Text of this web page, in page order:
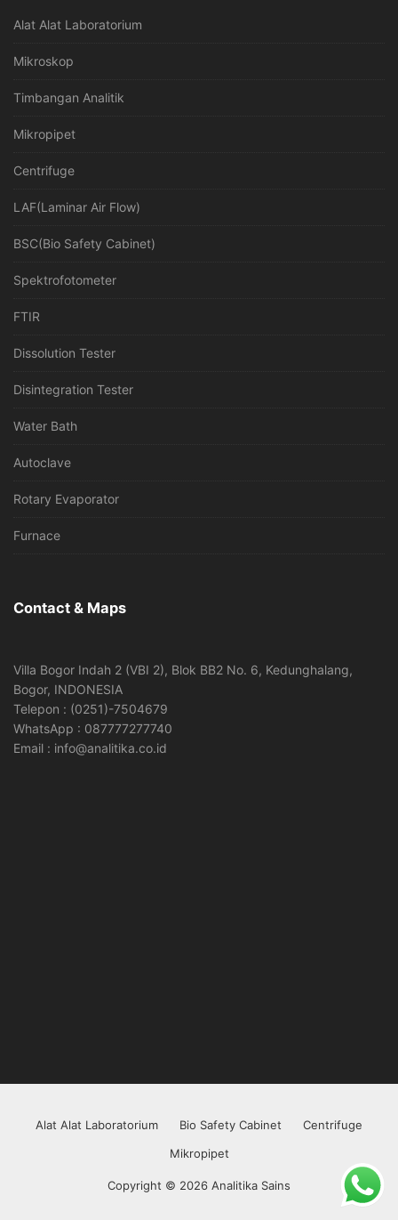
Alat Alat Laboratorium
Mikroskop
Timbangan Analitik
Mikropipet
Centrifuge
LAF(Laminar Air Flow)
BSC(Bio Safety Cabinet)
Spektrofotometer
FTIR
Dissolution Tester
Disintegration Tester
Water Bath
Autoclave
Rotary Evaporator
Furnace
Contact & Maps
Villa Bogor Indah 2 (VBI 2), Blok BB2 No. 6, Kedunghalang,
Bogor, INDONESIA
Telepon : (0251)-7504679
WhatsApp : 087777277740
Email : info@analitika.co.id
Alat Alat Laboratorium Bio Safety Cabinet
Centrifuge
Mikropipet
Copyright © 2026 Analitika Sains